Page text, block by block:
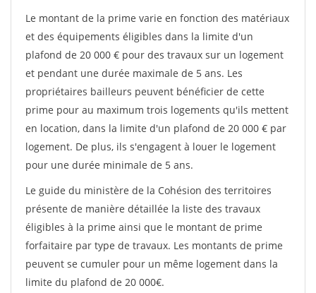
Le montant de la prime varie en fonction des matériaux
et des équipements éligibles dans la limite d'un
plafond de 20 000 € pour des travaux sur un logement
et pendant une durée maximale de 5 ans. Les
propriétaires bailleurs peuvent bénéficier de cette
prime pour au maximum trois logements qu'ils mettent
en location, dans la limite d'un plafond de 20 000 € par
logement. De plus, ils s'engagent à louer le logement
pour une durée minimale de 5 ans.
Le guide du ministère de la Cohésion des territoires
présente de manière détaillée la liste des travaux
éligibles à la prime ainsi que le montant de prime
forfaitaire par type de travaux. Les montants de prime
peuvent se cumuler pour un même logement dans la
limite du plafond de 20 000€.